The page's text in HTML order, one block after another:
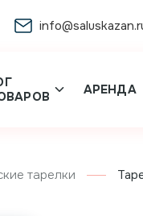
АРЕНДА
тарелки